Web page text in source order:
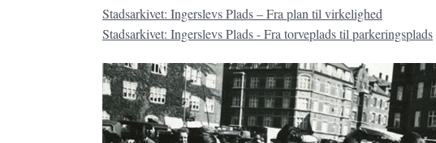
Stadsarkivet: Ingerslevs Plads – Fra plan til virkelighed
Stadsarkivet: Ingerslevs Plads - Fra torveplads til parkeringsplads